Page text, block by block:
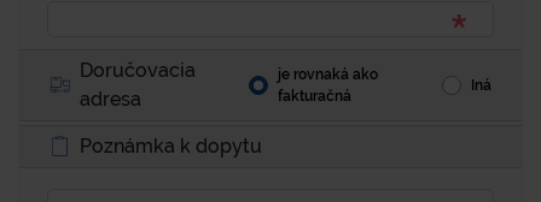
Doručovacia
adresa
je rovnaká ako
fakturačná
Iná
Poznámka k dopytu